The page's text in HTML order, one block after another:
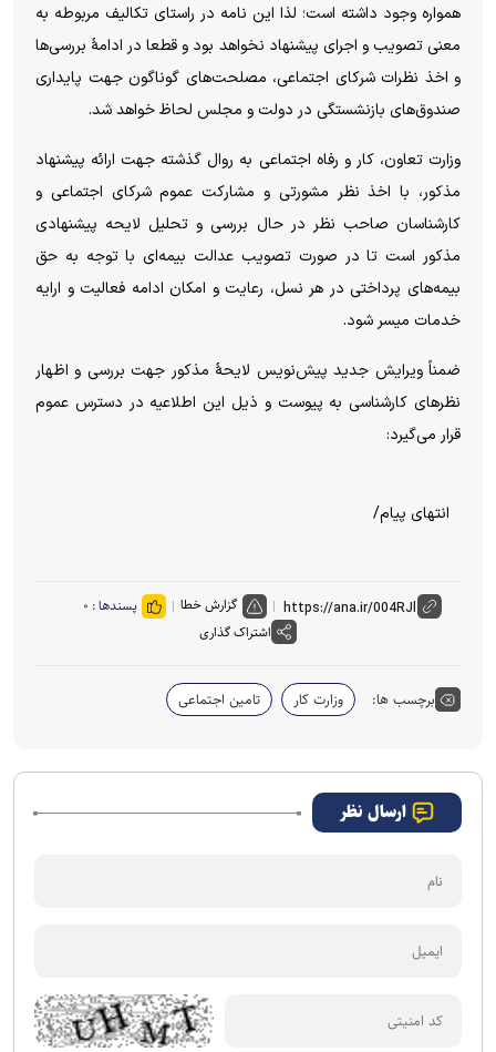
همواره وجود داشته است؛ لذا این نامه در راستای تکالیف مربوطه به
معنی تصویب و اجرای پیشنهاد نخواهد بود و قطعا در ادامۀ بررسی‌ها
و اخذ نظرات شرکای اجتماعی، مصلحت‌های گوناگون جهت پایداری
صندوق‌های بازنشستگی در دولت و مجلس لحاظ خواهد شد.
وزارت تعاون، کار و رفاه اجتماعی به روال گذشته جهت ارائه پیشنهاد
مذکور، با اخذ نظر مشورتی و مشارکت عموم شرکای اجتماعی و
کارشناسان صاحب نظر در حال بررسی و تحلیل لایحه پیشنهادی
مذکور است تا در صورت تصویب عدالت بیمه‌ای با توجه به حق
بیمه‌های پرداختی در هر نسل، رعایت و امکان ادامه فعالیت و ارایه
خدمات میسر شود.
ضمناً ویرایش جدید پیش‌نویس لایحۀ مذکور جهت بررسی و اظهار
نظر‌های کارشناسی به پیوست و ذیل این اطلاعیه در دسترس عموم
قرار می‌گیرد:
انتهای پیام/
گزارش خطا پسندها : ۰
اشتراک گذاری
برچسب ها: وزارت کار تامین اجتماعی
ارسال نظر